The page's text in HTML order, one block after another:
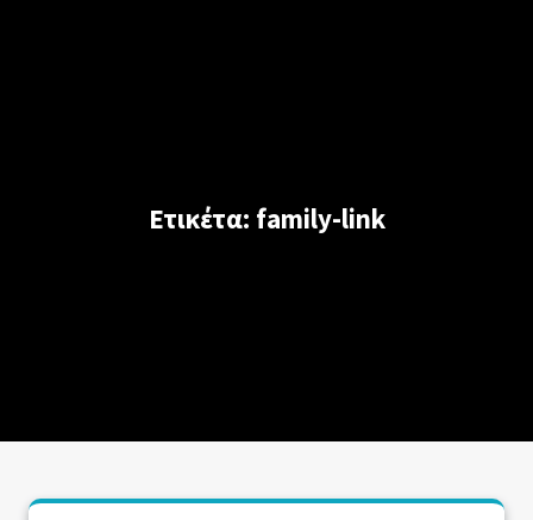
Ετικέτα: family-link